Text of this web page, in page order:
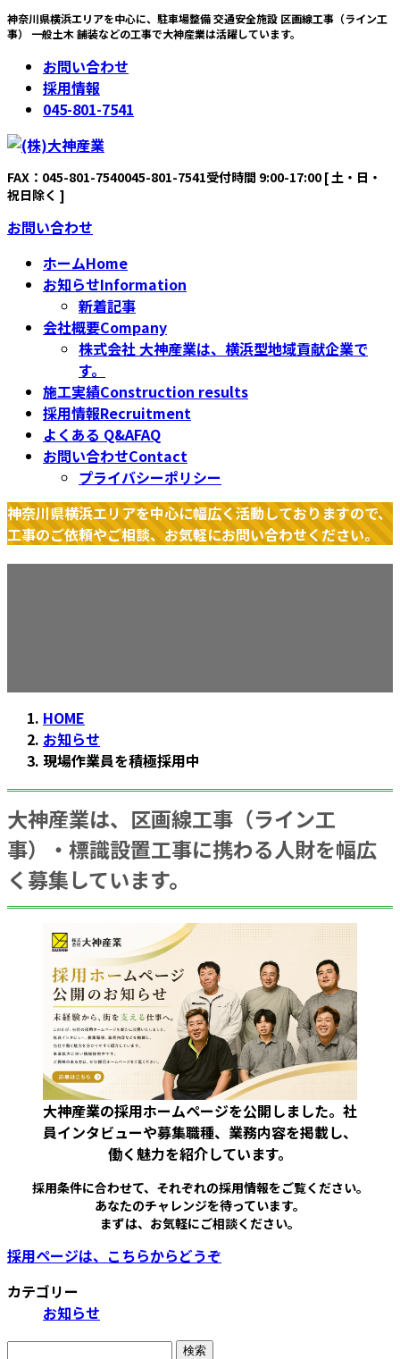
コ
ン
ス
キ
ッ
ナ
ビ
ン
に
移
神奈川県横浜エリアを中心に、駐車場整備 交通安全施設 区画線工事（ライン工
事） 一般土木 舗装などの工事で大神産業は活躍しています。
お問い合わせ
採用情報
045-801-7541
FAX：045-801-7540045-801-7541受付時間 9:00-17:00 [ 土・日・
祝日除く ]
お問い合わせ
ホームHome
お知らせInformation
新着記事
会社概要Company
株式会社 大神産業は、横浜型地域貢献企業で
す。
施工実績Construction results
採用情報Recruitment
よくある Q&AFAQ
お問い合わせContact
プライバシーポリシー
神奈川県横浜エリアを中心に幅広く活動しておりますので、
工事のご依頼やご相談、お気軽にお問い合わせください。
HOME
お知らせ
現場作業員を積極採用中
大神産業は、区画線工事（ライン工
事）・標識設置工事に携わる人財を幅広
く募集しています。
大神産業の採用ホームページを公開しました。社
員インタビューや募集職種、業務内容を掲載し、
働く魅力を紹介しています。
採⽤条件に合わせて、それぞれの採用情報をご覧ください。
あなたのチャレンジを待っています。
まずは、お気軽にご相談ください。
採用ページは、こちらからどうぞ
カテゴリー
お知らせ
検